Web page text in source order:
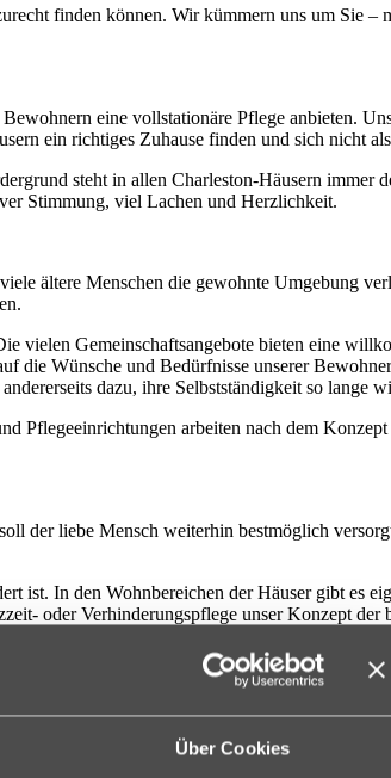
Über Cookies
finden können. Wir kümmern uns um Sie –
eine vollstationäre Pflege anbieten.
ein richtiges Zuhause finden und sich nicht
steht in allen Charleston-Häusern immer
Stimmung, viel Lachen und Herzlichkeit.
ältere Menschen die gewohnte Umgebung
vielen Gemeinschaftsangebote bieten eine
die Wünsche und Bedürfnisse unserer
dazu, ihre Selbstständigkeit so lange
Pflegeeinrichtungen arbeiten nach dem
der liebe Mensch weiterhin bestmöglich
ist. In den Wohnbereichen der Häuser gibt es
oder Verhinderungspflege unser Konzept der
schnell neue Kontakte.
Mal wieder unbeschwert einen Urlaub
und Zeit für den Ehepartner und die Kinder haben.